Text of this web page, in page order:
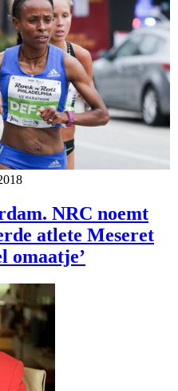
NRC noemt
atlete Meseret
omaatje’